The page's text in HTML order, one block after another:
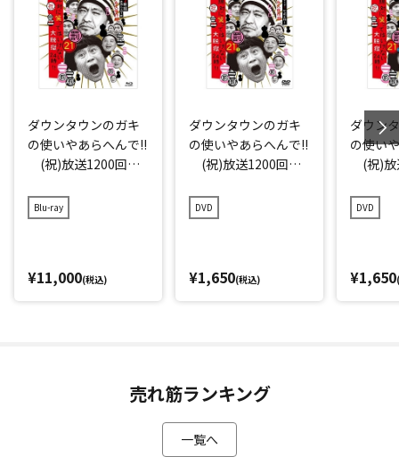
ダウンタウンのガキ
の使いやあらへんで!!
(祝)放送1200回突
限定永久保存版(21)
(罰) 絶対に笑っ
Blu-ray
¥11,000(税込)
ダウンタウンのガキ
の使いやあらへんで!!
(祝)放送1200回突
存版(21) (罰) 絶対
に笑ってはいけない
DVD
¥1,650(税込)
ダウン
の使い
(祝)放
存版
に笑っ
DVD
¥1,650
売れ筋ランキング
一覧へ